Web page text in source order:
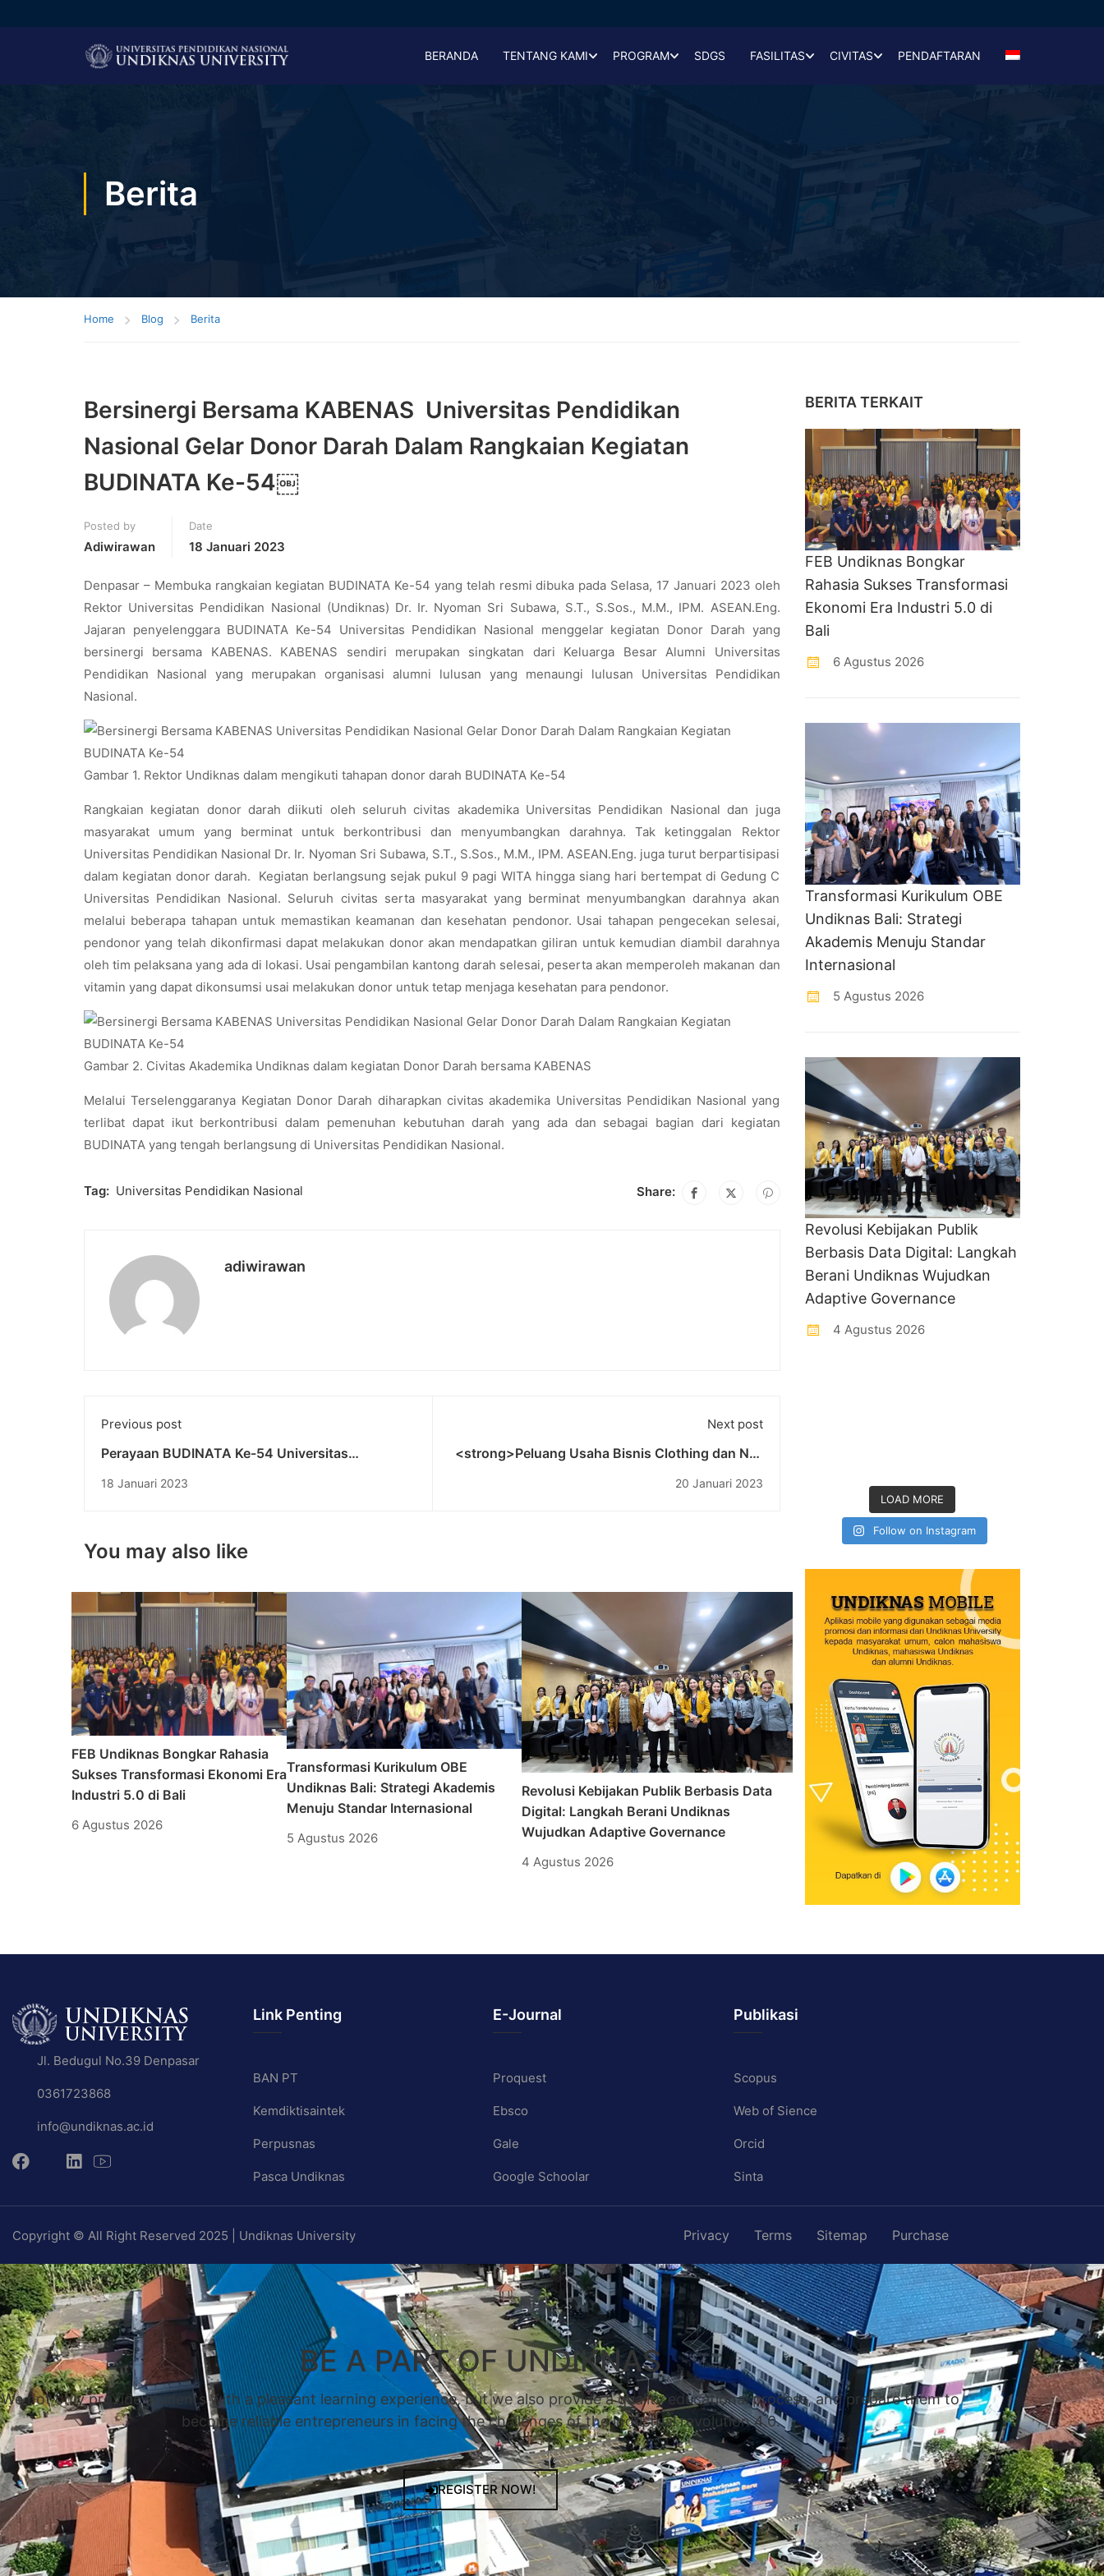
BERANDA TENTANG KAMI PROGRAM SDGS FASILITAS CIVITAS PENDAFTARAN
Berita
Home Blog Berita
Bersinergi Bersama KABENAS Universitas Pendidikan
Nasional Gelar Donor Darah Dalam Rangkaian Kegiatan
BUDINATA Ke-54￼
Posted by
Adiwirawan
Date
18 Januari 2023
Denpasar – Membuka rangkaian kegiatan BUDINATA Ke-54 yang telah resmi dibuka pada Selasa, 17 Januari 2023 oleh
Rektor Universitas Pendidikan Nasional (Undiknas) Dr. Ir. Nyoman Sri Subawa, S.T., S.Sos., M.M., IPM. ASEAN.Eng.
Jajaran penyelenggara BUDINATA Ke-54 Universitas Pendidikan Nasional menggelar kegiatan Donor Darah yang
bersinergi bersama KABENAS. KABENAS sendiri merupakan singkatan dari Keluarga Besar Alumni Universitas
Pendidikan Nasional yang merupakan organisasi alumni lulusan yang menaungi lulusan Universitas Pendidikan
Nasional.
Gambar 1. Rektor Undiknas dalam mengikuti tahapan donor darah BUDINATA Ke-54
Rangkaian kegiatan donor darah diikuti oleh seluruh civitas akademika Universitas Pendidikan Nasional dan juga
masyarakat umum yang berminat untuk berkontribusi dan menyumbangkan darahnya. Tak ketinggalan Rektor
Universitas Pendidikan Nasional Dr. Ir. Nyoman Sri Subawa, S.T., S.Sos., M.M., IPM. ASEAN.Eng. juga turut berpartisipasi
dalam kegiatan donor darah. Kegiatan berlangsung sejak pukul 9 pagi WITA hingga siang hari bertempat di Gedung C
Universitas Pendidikan Nasional. Seluruh civitas serta masyarakat yang berminat menyumbangkan darahnya akan
melalui beberapa tahapan untuk memastikan keamanan dan kesehatan pendonor. Usai tahapan pengecekan selesai,
pendonor yang telah dikonfirmasi dapat melakukan donor akan mendapatkan giliran untuk kemudian diambil darahnya
oleh tim pelaksana yang ada di lokasi. Usai pengambilan kantong darah selesai, peserta akan memperoleh makanan dan
vitamin yang dapat dikonsumsi usai melakukan donor untuk tetap menjaga kesehatan para pendonor.
Gambar 2. Civitas Akademika Undiknas dalam kegiatan Donor Darah bersama KABENAS
Melalui Terselenggaranya Kegiatan Donor Darah diharapkan civitas akademika Universitas Pendidikan Nasional yang
terlibat dapat ikut berkontribusi dalam pemenuhan kebutuhan darah yang ada dan sebagai bagian dari kegiatan
BUDINATA yang tengah berlangsung di Universitas Pendidikan Nasional.
Tag: Universitas Pendidikan Nasional Share:
adiwirawan
Previous post
Perayaan BUDINATA Ke-54 Universitas
18 Januari 2023
Next post
<strong>Peluang Usaha Bisnis Clothing dan Nail
20 Januari 2023
You may also like
FEB Undiknas Bongkar Rahasia
Sukses Transformasi Ekonomi Era
Industri 5.0 di Bali
6 Agustus 2026
Transformasi Kurikulum OBE
Undiknas Bali: Strategi Akademis
Menuju Standar Internasional
5 Agustus 2026
Revolusi Kebijakan Publik Berbasis Data
Digital: Langkah Berani Undiknas
Wujudkan Adaptive Governance
4 Agustus 2026
BERITA TERKAIT
FEB Undiknas Bongkar
Rahasia Sukses Transformasi
Ekonomi Era Industri 5.0 di
Bali
6 Agustus 2026
Transformasi Kurikulum OBE
Undiknas Bali: Strategi
Akademis Menuju Standar
Internasional
5 Agustus 2026
Revolusi Kebijakan Publik
Berbasis Data Digital: Langkah
Berani Undiknas Wujudkan
Adaptive Governance
4 Agustus 2026
LOAD MORE
Follow on Instagram
Jl. Bedugul No.39 Denpasar
0361723868
info@undiknas.ac.id
Link Penting
BAN PT
Kemdiktisaintek
Perpusnas
Pasca Undiknas
E-Journal
Proquest
Ebsco
Gale
Google Schoolar
Publikasi
Scopus
Web of Sience
Orcid
Sinta
Copyright © All Right Reserved 2025 | Undiknas University Privacy Terms Sitemap Purchase
BE A PART OF UNDIKNAS
We not only provide students with a pleasant learning experience, but we also provide a quality educational process, and prepare them to
become reliable entrepreneurs in facing the challenges of the industrial revolution 4.0.
REGISTER NOW!